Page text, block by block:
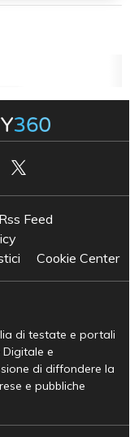
Rss Feed
Cookie Center
di testate e portali
e
di diffondere la
e pubbliche